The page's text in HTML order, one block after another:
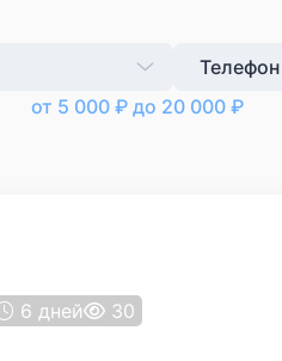
Телефон
от 5 000 ₽ до 20 000 ₽
6 дней 30